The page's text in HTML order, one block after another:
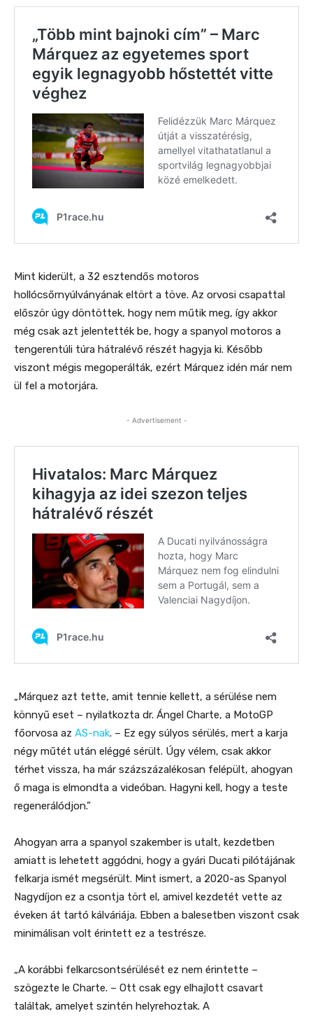
Mint kiderült, a 32 esztendős motoros
hollócsőrnyúlványának eltört a töve. Az orvosi csapattal
először úgy döntöttek, hogy nem műtik meg, így akkor
még csak azt jelentették be, hogy a spanyol motoros a
tengerentúli túra hátralévő részét hagyja ki. Később
viszont mégis megoperálták, ezért Márquez idén már nem
ül fel a motorjára.
- Advertisement -
„Márquez azt tette, amit tennie kellett, a sérülése nem
könnyű eset – nyilatkozta dr. Ángel Charte, a MotoGP
főorvosa az AS-nak. – Ez egy súlyos sérülés, mert a karja
négy műtét után eléggé sérült. Úgy vélem, csak akkor
térhet vissza, ha már százszázalékosan felépült, ahogyan
ő maga is elmondta a videóban. Hagyni kell, hogy a teste
regenerálódjon.”
Ahogyan arra a spanyol szakember is utalt, kezdetben
amiatt is lehetett aggódni, hogy a gyári Ducati pilótájának
felkarja ismét megsérült. Mint ismert, a 2020-as Spanyol
Nagydíjon ez a csontja tört el, amivel kezdetét vette az
éveken át tartó kálváriája. Ebben a balesetben viszont csak
minimálisan volt érintett ez a testrésze.
„A korábbi felkarcsontsérülését ez nem érintette –
szögezte le Charte. – Ott csak egy elhajlott csavart
találtak, amelyet szintén helyrehoztak. A